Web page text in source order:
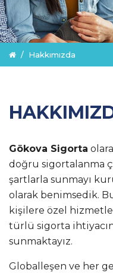
Hakkımızda
Gökova Sigorta
doğru sigortalanma
şartlarla sunmayı
olarak benimsedik.
kişilere özel
türlü sigorta
sunmaktayız.
Globalleşen ve her